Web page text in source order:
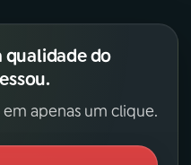
qualidade do
apenas um clique.